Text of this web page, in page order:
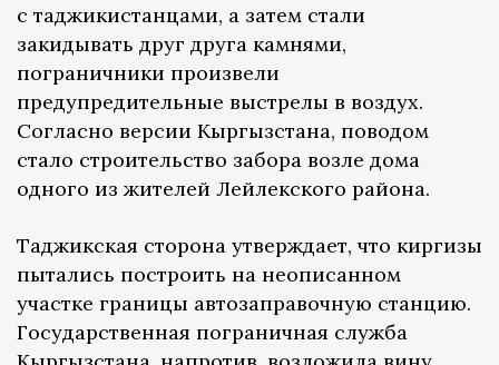
с таджикистанцами, а затем стали
закидывать друг друга камнями,
пограничники произвели
предупредительные выстрелы в воздух.
Согласно версии Кыргызстана, поводом
стало строительство забора возле дома
одного из жителей Лейлекского района.
Таджикская сторона утверждает, что киргизы
пытались построить на неописанном
участке границы автозаправочную станцию.
Государственная пограничная служба